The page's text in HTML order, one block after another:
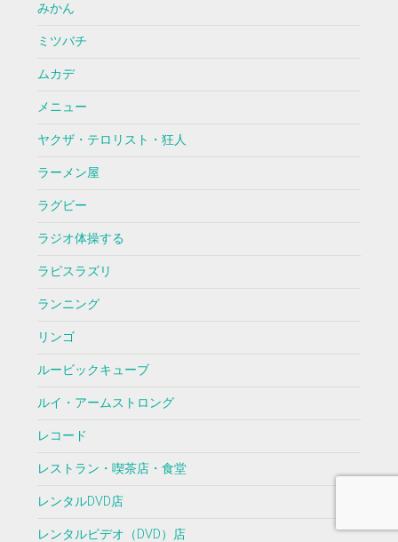
みかん
ミツバチ
ムカデ
メニュー
ヤクザ・テロリスト・狂人
ラーメン屋
ラグビー
ラジオ体操する
ラピスラズリ
ランニング
リンゴ
ルービックキューブ
ルイ・アームストロング
レコード
レストラン・喫茶店・食堂
レンタルDVD店
レンタルビデオ（DVD）店